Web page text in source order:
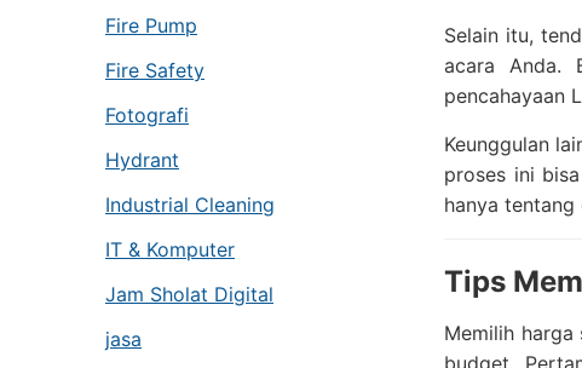
Fire Pump
Fire Safety
Fotografi
Hydrant
Industrial Cleaning
IT & Komputer
Jam Sholat Digital
jasa
Selain itu,
acara Anda.
pencahayaan
Keunggulan
proses ini
hanya tentang
Tips
Memilih
budget.